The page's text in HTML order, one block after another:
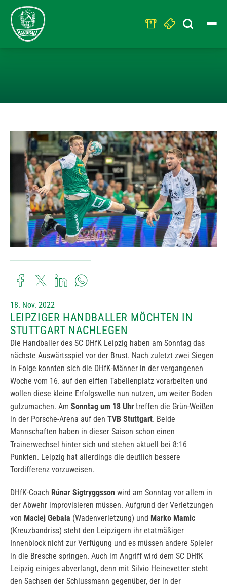
Search
for:
18. Nov. 2022
LEIPZIGER HANDBALLER MÖCHTEN IN
STUTTGART NACHLEGEN
Die Handballer des SC DHfK Leipzig haben am Sonntag das
nächste Auswärtsspiel vor der Brust. Nach zuletzt zwei Siegen
in Folge konnten sich die DHfK-Männer in der vergangenen
Woche vom 16. auf den elften Tabellenplatz vorarbeiten und
wollen diese kleine Erfolgswelle nun nutzen, um weiter Boden
gutzumachen. Am Sonntag um 18 Uhr treffen die Grün-Weißen
in der Porsche-Arena auf den TVB Stuttgart. Beide
Mannschaften haben in dieser Saison schon einen
Trainerwechsel hinter sich und stehen aktuell bei 8:16
Punkten. Leipzig hat allerdings die deutlich bessere
Tordifferenz vorzuweisen.
DHfK-Coach Rúnar Sigtryggsson wird am Sonntag vor allem in
der Abwehr improvisieren müssen. Aufgrund der Verletzungen
von Maciej Gebala (Wadenverletzung) und Marko Mamic
(Kreuzbandriss) steht den Leipzigern ihr etatmäßiger
Innenblock nicht zur Verfügung und es müssen andere Spieler
in die Bresche springen. Auch im Angriff wird dem SC DHfK
Leipzig einiges abverlangt, denn mit Silvio Heinevetter steht
den Sachsen der Schlussmann gegenüber, der in der